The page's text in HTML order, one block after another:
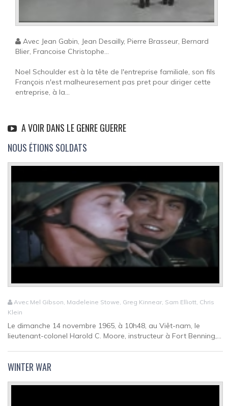
Avec Jean Gabin, Jean Desailly, Pierre Brasseur, Bernard
Blier, Francoise Christophe...
Noel Schoulder est à la tête de l'entreprise familiale, son fils
François n'est malheuresement pas pret pour diriger cette
entreprise, à la...
A VOIR DANS LE GENRE GUERRE
NOUS ÉTIONS SOLDATS
Avec Mel Gibson, Madeleine Stowe, Greg Kinnear, Sam Elliott, Chris
Klein
Le dimanche 14 novembre 1965, à 10h48, au Viêt-nam, le
lieutenant-colonel Harold C. Moore, instructeur à Fort Benning,...
WINTER WAR